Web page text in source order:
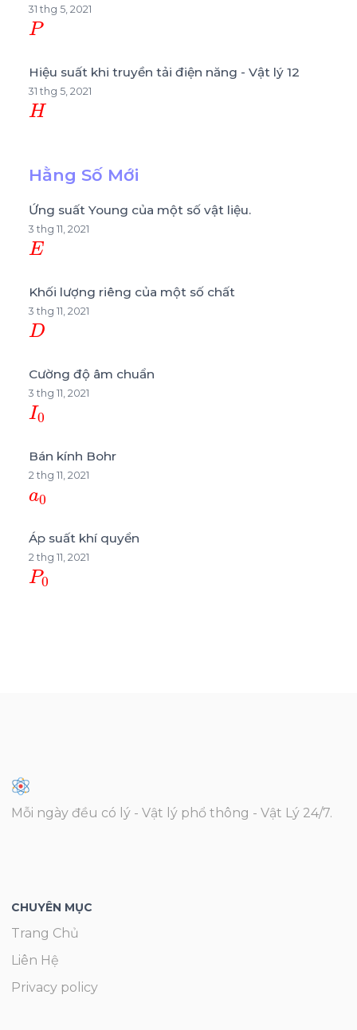
31 thg 5, 2021
P
Hiệu suất khi truyền tải điện năng - Vật lý 12
31 thg 5, 2021
H
Hằng Số Mới
Ứng suất Young của một số vật liệu.
3 thg 11, 2021
E
Khối lượng riêng của một số chất
3 thg 11, 2021
D
Cường độ âm chuẩn
3 thg 11, 2021
I0
Bán kính Bohr
2 thg 11, 2021
a0
Áp suất khí quyển
2 thg 11, 2021
P0
Mỗi ngày đều có lý - Vật lý phổ thông - Vật Lý 24/7.
CHUYÊN MỤC
Trang Chủ
Liên Hệ
Privacy policy